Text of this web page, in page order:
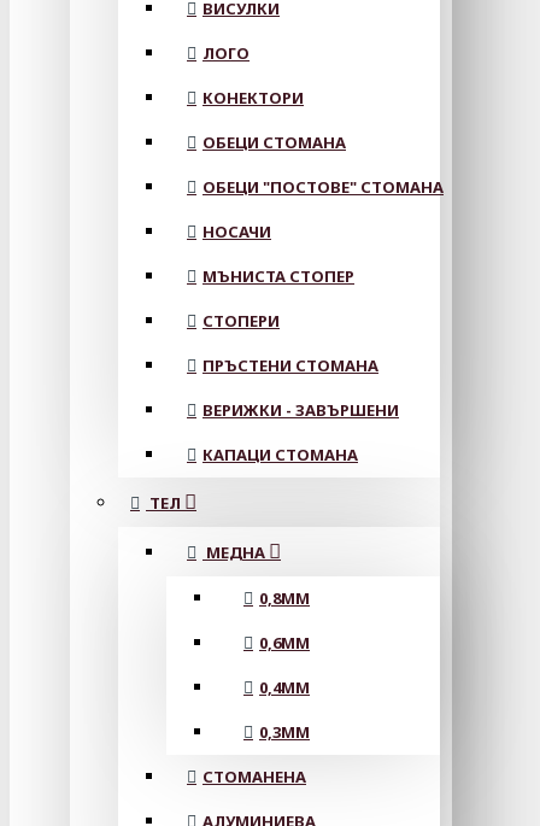
ВИСУЛКИ
ЛОГО
КОНЕКТОРИ
ОБЕЦИ СТОМАНА
ОБЕЦИ "ПОСТОВЕ" СТОМАНА
НОСАЧИ
МЪНИСТА СТОПЕР
СТОПЕРИ
ПРЪСТЕНИ СТОМАНА
ВЕРИЖКИ - ЗАВЪРШЕНИ
КАПАЦИ СТОМАНА
ТЕЛ
МЕДНА
0,8MM
0,6MM
0,4MM
0,3MM
СТОМАНЕНА
АЛУМИНИЕВА